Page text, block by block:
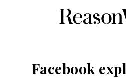
Facebook